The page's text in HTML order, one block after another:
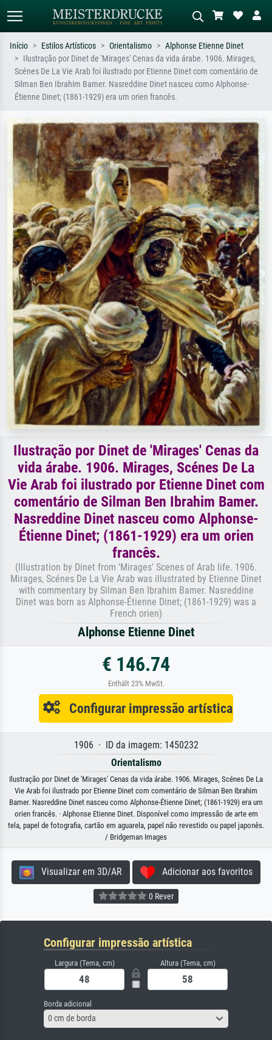
Pesquisa padrão Pesquisa de imagens IA
Pesquise por artista, título ou estilo –
ex: Monet, Noite Estrelada,
Descreva a cena – ex: prado verde,
abstrato com muito vermelho, pintura
uma árvore.
Início Estilos Artísticos Orientalismo
Alphonse Etienne Dinet
Ilustração por Dinet de 'Mirages' Cenas da vida árabe. 1906. Mirages,
Scénes De La Vie Arab foi ilustrado por Etienne Dinet com comentário de
Silman Ben Ibrahim Bamer. Nasreddine Dinet nasceu como Alphonse-
Étienne Dinet; (1861-1929) era um orien francês.
Ilustração por Dinet de 'Mirages' Cenas da
vida árabe. 1906. Mirages, Scénes De La
Vie Arab foi ilustrado por Etienne Dinet com
comentário de Silman Ben Ibrahim Bamer.
Nasreddine Dinet nasceu como Alphonse-
Étienne Dinet; (1861-1929) era um orien
francês.
(Illustration by Dinet from 'Mirages' Scenes of Arab life. 1906.
Mirages, Scénes De La Vie Arab was illustrated by Etienne Dinet
with commentary by Silman Ben Ibrahim Bamer. Nasreddine
Dinet was born as Alphonse-Étienne Dinet; (1861-1929) was a
French orien)
Alphonse Etienne Dinet
€ 146.74
Enthält 23% MwSt.
Configurar impressão artística
1906 · ID da imagem: 1450232
Orientalismo
Ilustração por Dinet de 'Mirages' Cenas da vida árabe. 1906. Mirages, Scénes De La
Vie Arab foi ilustrado por Etienne Dinet com comentário de Silman Ben Ibrahim
Bamer. Nasreddine Dinet nasceu como Alphonse-Étienne Dinet; (1861-1929) era um
orien francês. · Alphonse Etienne Dinet. Disponível como impressão de arte em
tela, papel de fotografia, cartão em aguarela, papel não revestido ou papel japonês.
/ Bridgeman Images
Visualizar em 3D/AR Adicionar aos favoritos
0 Rever
Configurar impressão artística
Largura (Tema, cm) Altura (Tema, cm)
Borda adicional
0 cm de borda